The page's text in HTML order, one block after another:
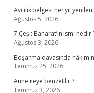
Avcılık belgesi her yıl
Ağustos 5, 2026
7 Çeşit Baharat’ın ismi nedir
Ağustos 3, 2026
Boşanma davasında hâkim
Temmuz 25, 2026
Anne neye benzetilir ?
Temmuz 3, 2026